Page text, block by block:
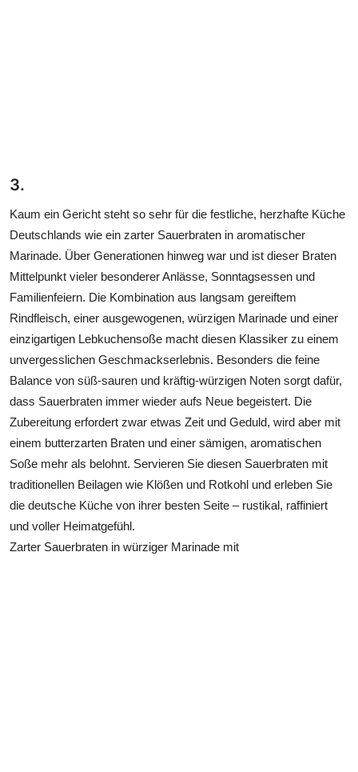
3.
Kaum ein Gericht steht so sehr für die festliche, herzhafte Küche
Deutschlands wie ein zarter Sauerbraten in aromatischer
Marinade. Über Generationen hinweg war und ist dieser Braten
Mittelpunkt vieler besonderer Anlässe, Sonntagsessen und
Familienfeiern. Die Kombination aus langsam gereiftem
Rindfleisch, einer ausgewogenen, würzigen Marinade und einer
einzigartigen Lebkuchensoße macht diesen Klassiker zu einem
unvergesslichen Geschmackserlebnis. Besonders die feine
Balance von süß-sauren und kräftig-würzigen Noten sorgt dafür,
dass Sauerbraten immer wieder aufs Neue begeistert. Die
Zubereitung erfordert zwar etwas Zeit und Geduld, wird aber mit
einem butterzarten Braten und einer sämigen, aromatischen
Soße mehr als belohnt. Servieren Sie diesen Sauerbraten mit
traditionellen Beilagen wie Klößen und Rotkohl und erleben Sie
die deutsche Küche von ihrer besten Seite – rustikal, raffiniert
und voller Heimatgefühl.
Zarter Sauerbraten in würziger Marinade mit